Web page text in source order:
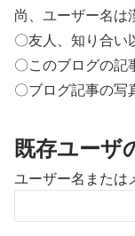
尚、ユーザー名は
〇友人、知り合い
〇このブログの記
〇ブログ記事の写
既存ユーザ
ユーザー名または